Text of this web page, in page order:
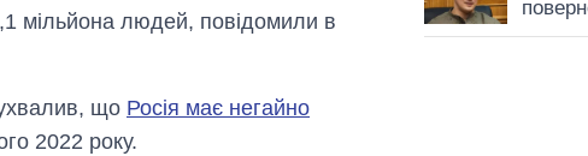
мільйона людей, повідомили в
що Росія має негайно
2022 року.